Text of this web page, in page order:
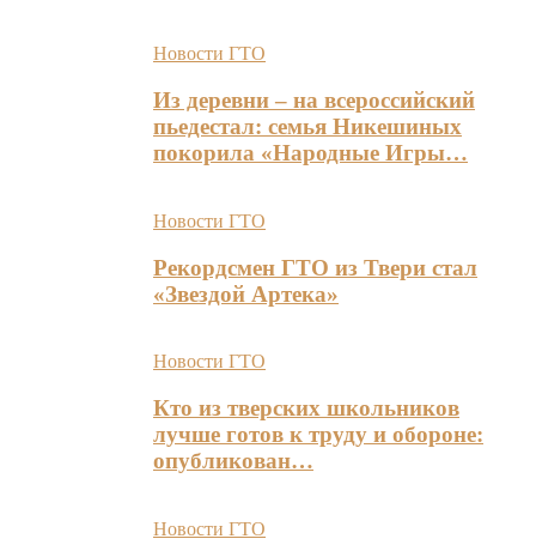
Новости ГТО
Из деревни – на всероссийский
пьедестал: семья Никешиных
покорила «Народные Игры…
Новости ГТО
Рекордсмен ГТО из Твери стал
«Звездой Артека»
Новости ГТО
Кто из тверских школьников
лучше готов к труду и обороне:
опубликован…
Новости ГТО